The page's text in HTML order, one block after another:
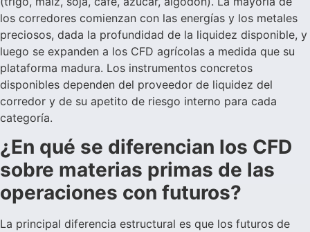
los corredores comienzan con las energías y los metales
preciosos, dada la profundidad de la liquidez disponible, y
luego se expanden a los CFD agrícolas a medida que su
plataforma madura. Los instrumentos concretos
disponibles dependen del proveedor de liquidez del
corredor y de su apetito de riesgo interno para cada
categoría.
¿En qué se diferencian los CFD
sobre materias primas de las
operaciones con futuros?
La principal diferencia estructural es que los futuros de